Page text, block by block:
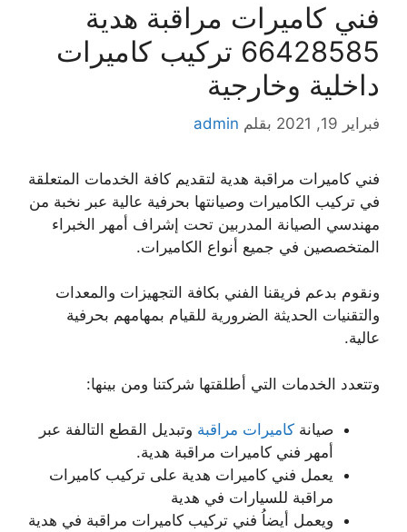
فني كاميرات مراقبة هدية
66428585 تركيب كاميرات
داخلية وخارجية
فبراير 19, 2021 بقلم admin
فني كاميرات مراقبة هدية لتقديم كافة الخدمات المتعلقة
في تركيب الكاميرات وصيانتها بحرفية عالية عبر نخبة من
مهندسي الصيانة المدربين تحت إشراف أمهر الخبراء
المتخصصين في جميع أنواع الكاميرات.
ونقوم بدعم فريقنا الفني بكافة التجهيزات والمعدات
والتقنيات الحديثة الضرورية للقيام بمهامهم بحرفية
عالية.
وتتعدد الخدمات التي أطلقتها شركتنا ومن بينها:
صيانة كاميرات مراقبة وتبديل القطع التالفة عبر
أمهر فني كاميرات مراقبة هدية.
يعمل فني كاميرات هدية على تركيب كاميرات
مراقبة للسيارات في هدية
ويعمل أيضاُ فني تركيب كاميرات مراقبة في هدية